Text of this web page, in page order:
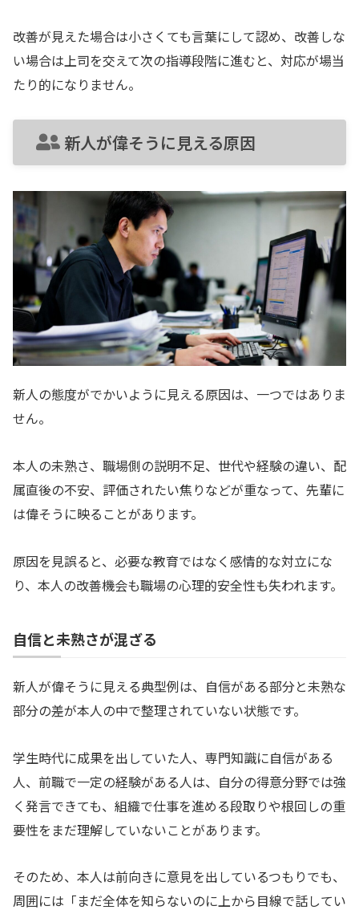
改善が見えた場合は小さくても言葉にして認め、改善しな
い場合は上司を交えて次の指導段階に進むと、対応が場当
たり的になりません。
新人が偉そうに見える原因
新人の態度がでかいように見える原因は、一つではありま
せん。
本人の未熟さ、職場側の説明不足、世代や経験の違い、配
属直後の不安、評価されたい焦りなどが重なって、先輩に
は偉そうに映ることがあります。
原因を見誤ると、必要な教育ではなく感情的な対立にな
り、本人の改善機会も職場の心理的安全性も失われます。
自信と未熟さが混ざる
新人が偉そうに見える典型例は、自信がある部分と未熟な
部分の差が本人の中で整理されていない状態です。
学生時代に成果を出していた人、専門知識に自信がある
人、前職で一定の経験がある人は、自分の得意分野では強
く発言できても、組織で仕事を進める段取りや根回しの重
要性をまだ理解していないことがあります。
そのため、本人は前向きに意見を出しているつもりでも、
周囲には「まだ全体を知らないのに上から目線で話してい